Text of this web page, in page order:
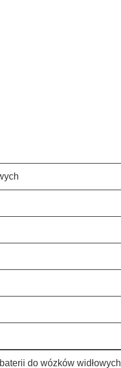
do wózków widłowych